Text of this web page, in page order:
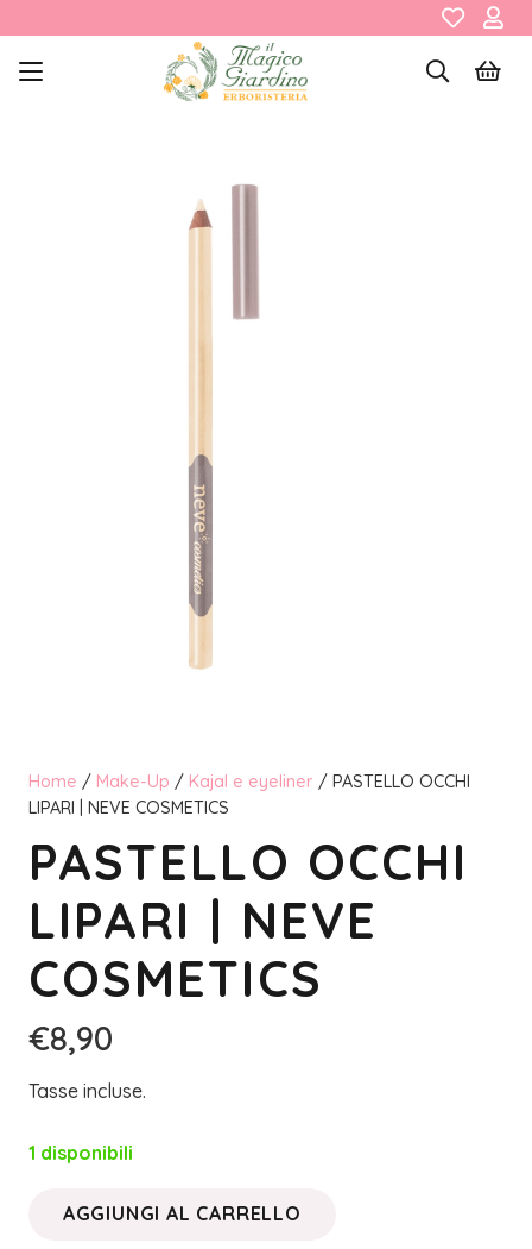
Home / Make-Up / Kajal e eyeliner / PASTELLO OCCHI
LIPARI | NEVE COSMETICS
PASTELLO OCCHI
LIPARI | NEVE
COSMETICS
€8,90
Tasse incluse.
1 disponibili
AGGIUNGI AL CARRELLO